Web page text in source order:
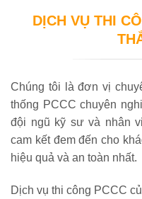
DỊCH VỤ THI
Chúng tôi là đơn vị
thống PCCC chuyên
đội ngũ kỹ sư và nhân
cam kết đem đến cho
hiệu quả và an toàn nhất.
Dịch vụ thi công PCCC